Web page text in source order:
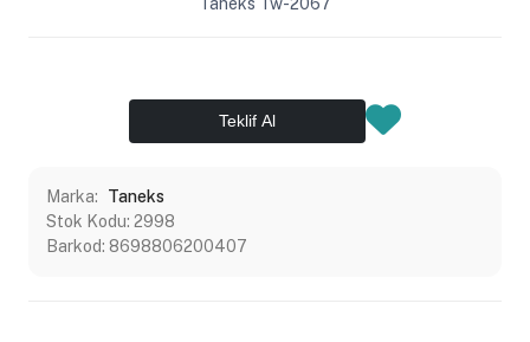
Teklif Al
Marka:
Taneks
Stok Kodu: 2998
Barkod: 8698806200407